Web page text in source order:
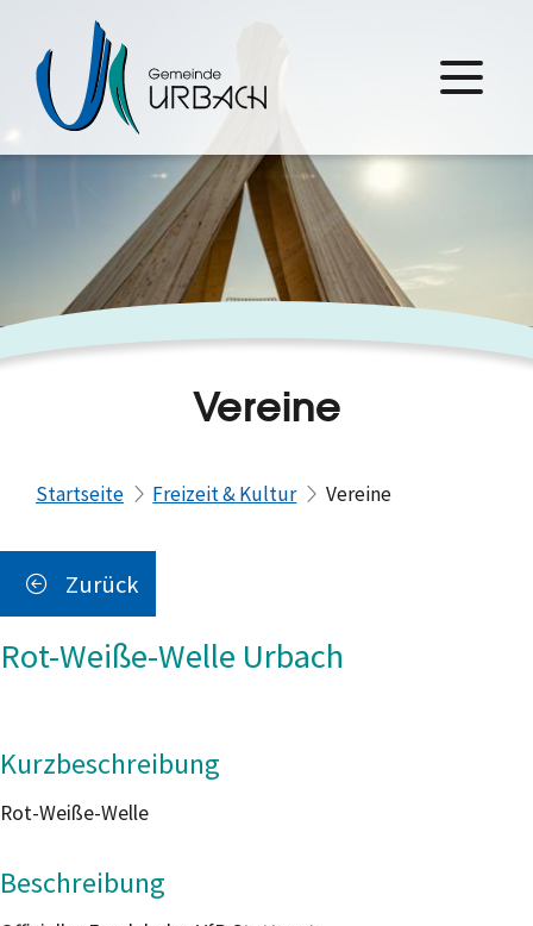
Vereine
Startseite Freizeit & Kultur Vereine
Zurück
Rot-Weiße-Welle Urbach
Kurzbeschreibung
Rot-Weiße-Welle
Beschreibung